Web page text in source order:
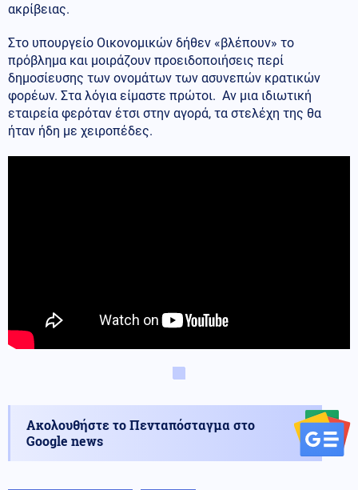
ακρίβειας.
Στο υπουργείο Οικονομικών δήθεν «βλέπουν» το
πρόβλημα και μοιράζουν προειδοποιήσεις περί
δημοσίευσης των ονομάτων των ασυνεπών κρατικών
φορέων. Στα λόγια είμαστε πρώτοι. Αν μια ιδιωτική
εταιρεία φερόταν έτσι στην αγορά, τα στελέχη της θα
ήταν ήδη με χειροπέδες.
Ακολουθήστε το Πενταπόσταγμα στο
Google news